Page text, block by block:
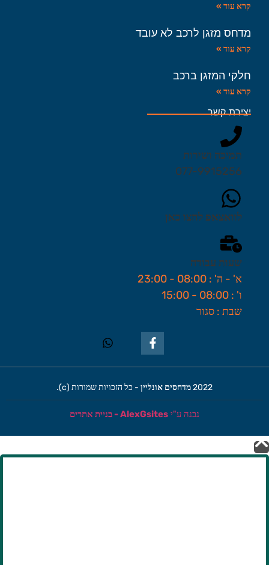
קרא עוד »
מדחס מזגן לרכב לא עובד
קרא עוד »
חלקי המזגן ברכב
קרא עוד »
יצירת קשר
תמיכה ושירות
077-9915256
לוואצאפ לחצו כאן
שעות עבודה
א' - ה' : 08:00 - 23:00
ו' : 08:00 - 15:00
שבת : סגור
נבנה ע"י AlexGsites - בניית אתרים
2022מדחסים אונליין - כל הזכויות שמורות (c).